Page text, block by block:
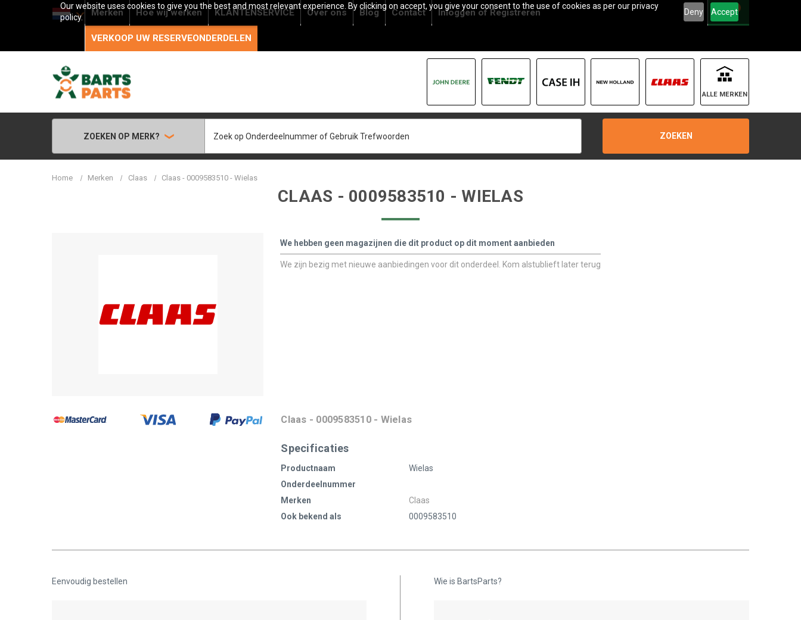
Our website uses cookies to give you the best and most relevant experience. By clicking on accept, you give your consent to the use of cookies as per our privacy
policy.
Deny Accept
Merken Hoe wij werken KLANTENSERVICE Over ons Blog Contact InloggenofRegistreren
VERKOOP UW RESERVEONDERDELEN
0
ALLE MERKEN
ZOEKEN OP MERK?
ZOEKEN
Home Merken Claas Claas - 0009583510 - Wielas
CLAAS - 0009583510 - WIELAS
We hebben geen magazijnen die dit product op dit moment aanbieden
We zijn bezig met nieuwe aanbiedingen voor dit onderdeel. Kom alstublieft later terug
Claas - 0009583510 - Wielas
Specificaties
Productnaam
Wielas
Onderdeelnummer
Merken
Claas
Ook bekend als
0009583510
Eenvoudig bestellen Wie is BartsParts?